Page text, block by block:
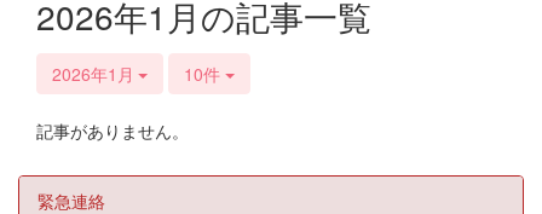
2026年1月の記事一覧
2026年1月 10件
記事がありません。
緊急連絡